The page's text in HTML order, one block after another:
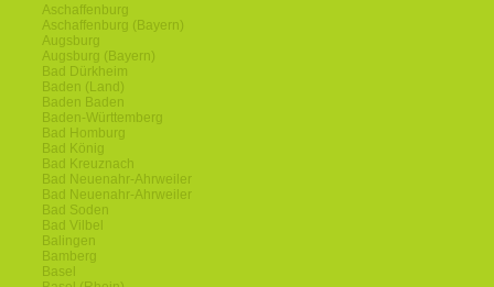
Aschaffenburg
Aschaffenburg (Bayern)
Augsburg
Augsburg (Bayern)
Bad Dürkheim
Baden (Land)
Baden Baden
Baden-Württemberg
Bad Homburg
Bad König
Bad Kreuznach
Bad Neuenahr-Ahrweiler
Bad Neuenahr-Ahrweiler
Bad Soden
Bad Vilbel
Balingen
Bamberg
Basel